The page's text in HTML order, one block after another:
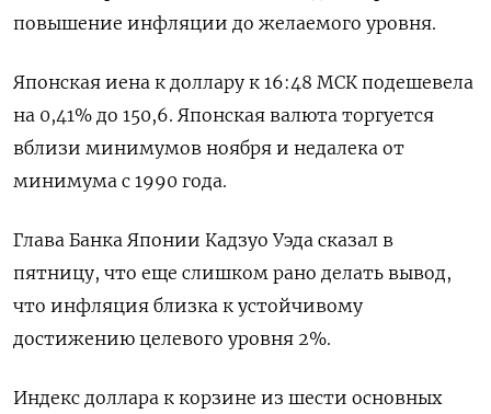
повышение инфляции до желаемого уровня.
Японская иена к доллару к 16:48 МСК подешевела
на 0,41%​ до 150,6. Японская валюта торгуется
вблизи минимумов ноября и недалека от
минимума с 1990 года.
Глава Банка Японии Кадзуо Уэда сказал в
пятницу, что еще слишком рано делать вывод,
что инфляция близка к устойчивому
достижению целевого уровня 2%.
Индекс доллара к корзине из шести основных